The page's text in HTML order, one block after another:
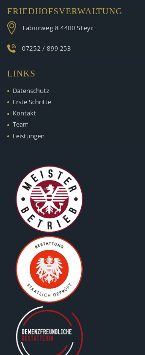
FRIEDHOFSVERWALTUNG
Taborweg 8 4400 Steyr
07252 / 899 253
LINKS
Datenschutz
Erste Schritte
Kontakt
Team
Leistungen